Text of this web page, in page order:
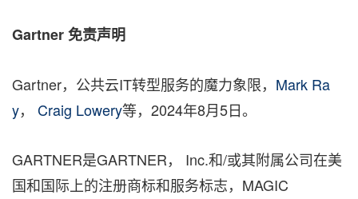
Gartner免责声明
Gartner，公共云IT转型服务的魔力象限， Mark Ra
y， Craig Lowery等，2024年8月5日。
GARTNER是GARTNER， Inc.和/或其附属公司在美
国和国际上的注册商标和服务标志，MAGIC